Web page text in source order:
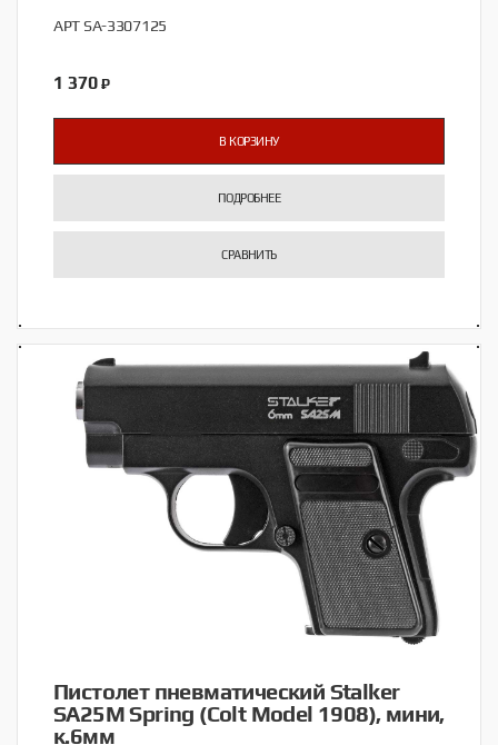
АРТ SA-3307125
1 370 ₽
В КОРЗИНУ
ПОДРОБНЕЕ
СРАВНИТЬ
Пистолет пневматический Stalker
SA25M Spring (Colt Model 1908), мини,
к.6мм